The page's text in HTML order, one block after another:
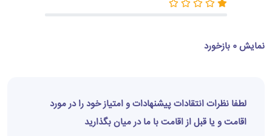
نمایش 0 بازخورد
لطفا نظرات انتقادات پیشنهادات و امتیاز خود را در مورد
اقامت و یا قبل از اقامت با ما در میان بگذارید